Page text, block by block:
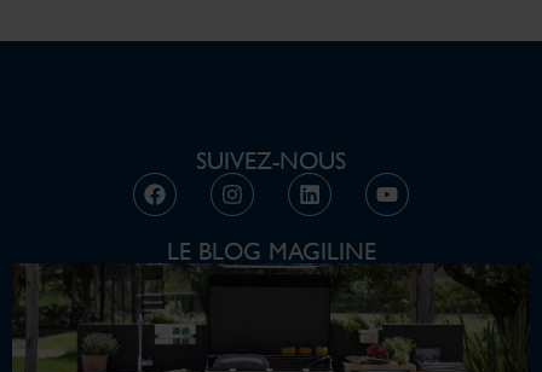
SUIVEZ-NOUS
LE BLOG MAGILINE